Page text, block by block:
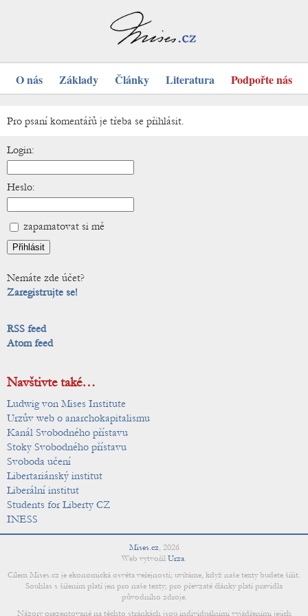
O nás Základy Články Literatura Podpořte nás
Pro psaní komentářů je třeba se přihlásit.
Login:
Heslo:
zapamatovat si mě
Nemáte zde účet?
Zaregistrujte se!
RSS feed
Atom feed
Navštivte také…
Ludwig von Mises Institute
Urzův web o anarchokapitalismu
Kanál Svobodného přístavu
Stoky Svobodného přístavu
Svoboda učení
Libertariánský institut
Liberální institut
Students for Liberty CZ
INESS
Mises.cz, 2026
Web vytvořil Urza.
Cílem Mises.cz je ekonomická osvěta veřejnosti; uvítáme, když naše texty budete šířit.
Souhlas s šířením platí jen pro naše texty; pro převzaté články platí pravidla
původního zdroje.
Názory prezentované na těchto stránkách jsou individuálními vyjádřeními jejich